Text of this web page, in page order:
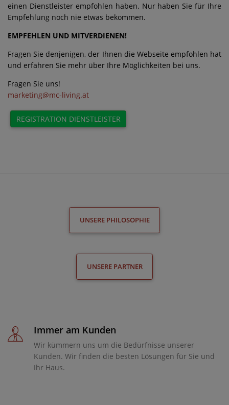
einen Dienstleister empfohlen haben. Nur haben Sie für Ihre
Empfehlung noch nie etwas bekommen.
EMPFEHLEN UND MITVERDIENEN!
Fragen Sie denjenigen, der Ihnen die Webseite empfohlen hat
und erfahren Sie mehr über Ihre Möglichkeiten bei uns.
Fragen Sie uns!
marketing@mc-living.at
REGISTRATION DIENSTLEISTER
UNSERE PHILOSOPHIE
UNSERE PARTNER
Immer am Kunden
Wir kümmern uns um die Bedürfnisse unserer
Kunden. Wir finden die besten Lösungen für Sie und
Ihr Haus.